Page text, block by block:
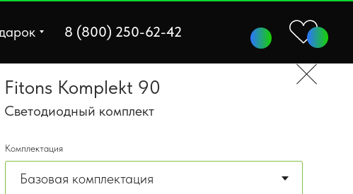
8 (800) 250-62-42
Комплектация
Fitons Komplekt 90
Светодиодный комплект